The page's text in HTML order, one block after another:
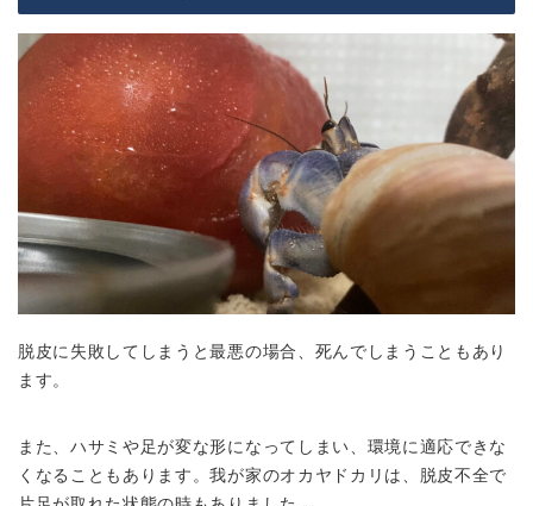
脱皮に失敗してしまうと最悪の場合、死んでしまうこともあり
ます。
また、ハサミや足が変な形になってしまい、環境に適応できな
くなることもあります。我が家のオカヤドカリは、脱皮不全で